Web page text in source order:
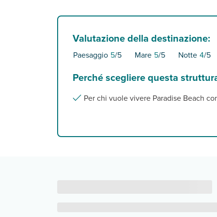
Valutazione della destinazione:
Paesaggio 5/5 Mare 5/5 Notte 4/5
Perché scegliere questa
Per chi vuole vivere Paradise Beach